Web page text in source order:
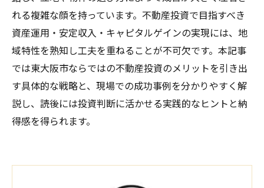
れる複雑な顔を持っています。不動産投資で目指すべき
資産運用・安定収入・キャピタルゲインの実現には、地
域特性を熟知し工夫を重ねることが不可欠です。本記事
では東大阪市ならではの不動産投資のメリットを引き出
す具体的な戦略と、現場での成功事例を分かりやすく解
説し、読後には投資判断に活かせる実践的なヒントと納
得感を得られます。